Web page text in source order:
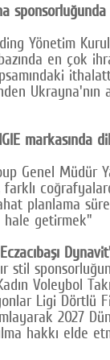
Yönetim
en çok
Ukrayna'nın
markasında
Genel Müdür
farklı
planlama
hale getirmek"
stil
Voleybol
Ligi Dörtlü
2027
hakkı elde